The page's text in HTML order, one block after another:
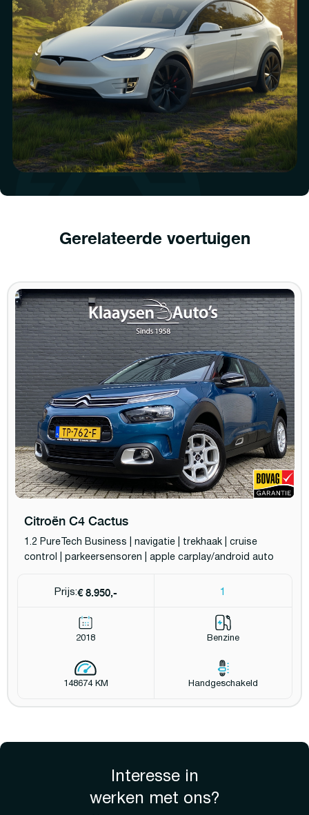
Gerelateerde voertuigen
Citroën C4 Cactus
1.2 PureTech Business | navigatie | trekhaak | cruise
control | parkeersensoren | apple carplay/android auto
Prijs:€ 8.950,- 1
2018 Benzine
148674 KM Handgeschakeld
Interesse in
werken met ons?